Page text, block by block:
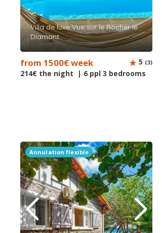
Villa de luxe Vue sur le Rocher le
Diamant
from 1500€ week
214€ the night | 6 ppl 3 bedrooms
5 (3)
Annulation flexible